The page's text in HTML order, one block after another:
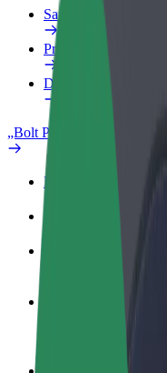
Saugumo laboratorija
Pranešti apie problemą
DUK
„Bolt Plus“
Privalumai
Kaip prisijungti